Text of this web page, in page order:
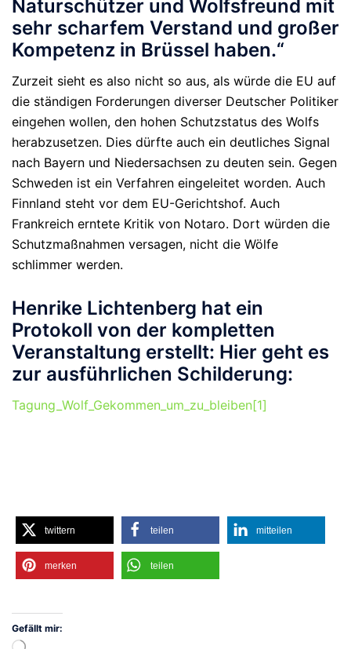
Naturschützer und Wolfsfreund mit
sehr scharfem Verstand und großer
Kompetenz in Brüssel haben.“
Zurzeit sieht es also nicht so aus, als würde die EU auf
die ständigen Forderungen diverser Deutscher Politiker
eingehen wollen, den hohen Schutzstatus des Wolfs
herabzusetzen. Dies dürfte auch ein deutliches Signal
nach Bayern und Niedersachsen zu deuten sein. Gegen
Schweden ist ein Verfahren eingeleitet worden. Auch
Finnland steht vor dem EU-Gerichtshof. Auch
Frankreich erntete Kritik von Notaro. Dort würden die
Schutzmaßnahmen versagen, nicht die Wölfe
schlimmer werden.
Henrike Lichtenberg hat ein
Protokoll von der kompletten
Veranstaltung erstellt: Hier geht es
zur ausführlichen Schilderung:
Tagung_Wolf_Gekommen_um_zu_bleiben[1]
twittern teilen mitteilen
merken teilen
Gefällt mir:
Wird